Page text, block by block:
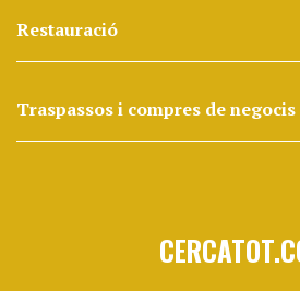
Restauració
Traspassos i compres de negocis